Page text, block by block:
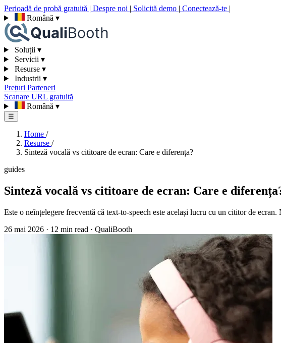
Perioadă de probă gratuită | Despre noi | Solicită demo | Conectează-te |
Română ▾
Soluții ▾
Servicii ▾
Resurse ▾
Industrii ▾
Prețuri Parteneri
Scanare URL gratuită
Română ▾
☰
Home /
Resurse /
Sinteză vocală vs cititoare de ecran: Care e diferența?
guides
Sinteză vocală vs cititoare de ecran: Care e
Este o neînțelegere frecventă că text-to-speech este același lucru cu un cititor de ecran.
26 mai 2026 · 12 min read · QualiBooth